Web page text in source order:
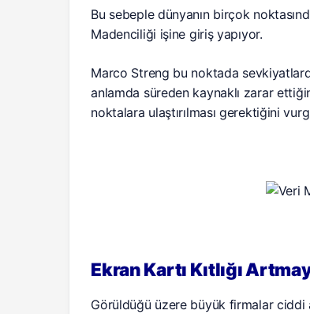
Bu sebeple dünyanın birçok
Madenciliği işine giriş yapıyor.
Marco Streng bu noktada
anlamda süreden kaynaklı zarar
noktalara ulaştırılması gerektiğini
Ekran Kartı Kıtlığı
Görüldüğü üzere büyük firmalar ciddi